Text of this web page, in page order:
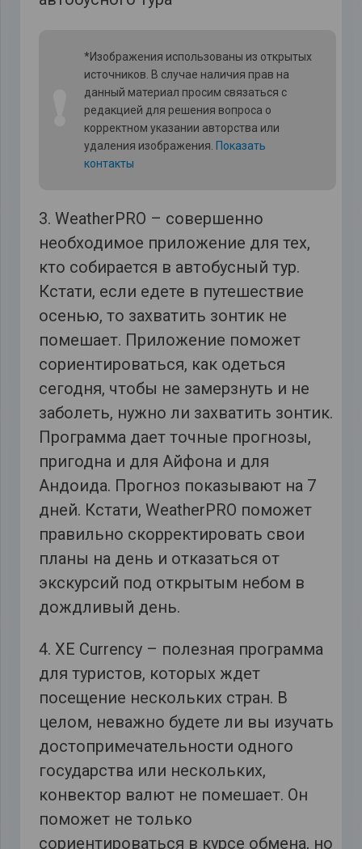
*Изображения использованы из открытых
источников. В случае наличия прав на
данный материал просим связаться с
редакцией для решения вопроса о
корректном указании авторства или
удаления изображения. Показать
контакты
3. WeatherPRO – совершенно
необходимое приложение для тех,
кто собирается в автобусный тур.
Кстати, если едете в путешествие
осенью, то захватить зонтик не
помешает. Приложение поможет
сориентироваться, как одеться
сегодня, чтобы не замерзнуть и не
заболеть, нужно ли захватить зонтик.
Программа дает точные прогнозы,
пригодна и для Айфона и для
Андоида. Прогноз показывают на 7
дней. Кстати, WeatherPRO поможет
правильно скорректировать свои
планы на день и отказаться от
экскурсий под открытым небом в
дождливый день.
4. XE Currency – полезная программа
для туристов, которых ждет
посещение нескольких стран. В
целом, неважно будете ли вы изучать
достопримечательности одного
государства или нескольких,
конвектор валют не помешает. Он
поможет не только
сориентироваться в курсе обмена, но